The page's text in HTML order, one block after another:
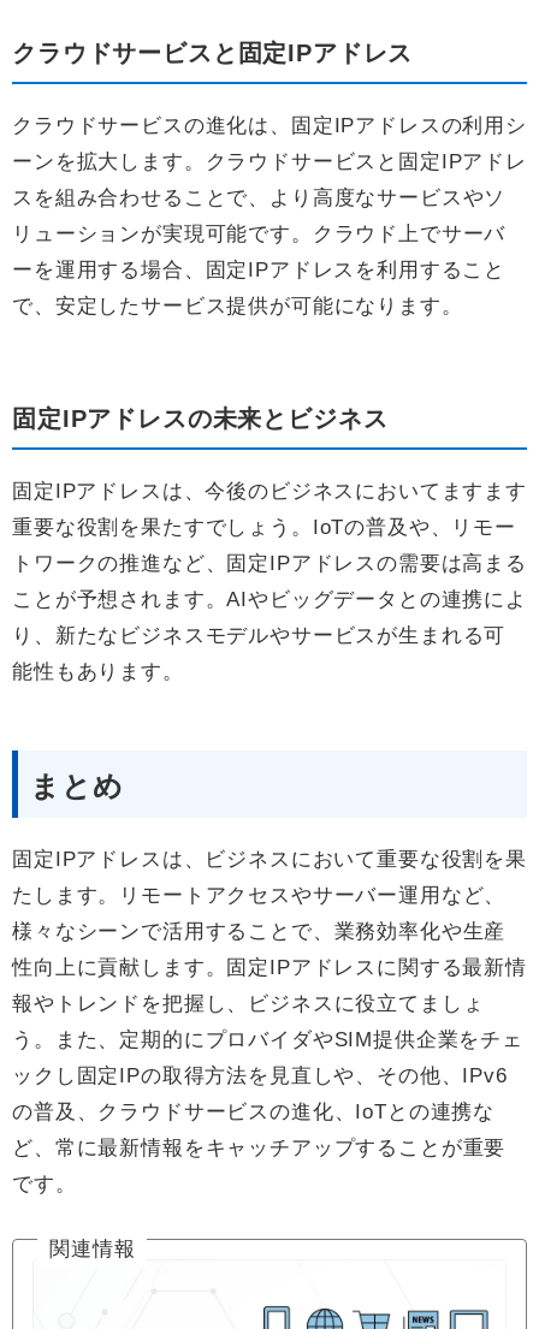
クラウドサービスと固定IPアドレス
クラウドサービスの進化は、固定IPアドレスの利用シ
ーンを拡大します。クラウドサービスと固定IPアドレ
スを組み合わせることで、より高度なサービスやソ
リューションが実現可能です。クラウド上でサーバ
ーを運用する場合、固定IPアドレスを利用すること
で、安定したサービス提供が可能になります。
固定IPアドレスの未来とビジネス
固定IPアドレスは、今後のビジネスにおいてますます
重要な役割を果たすでしょう。IoTの普及や、リモー
トワークの推進など、固定IPアドレスの需要は高まる
ことが予想されます。AIやビッグデータとの連携によ
り、新たなビジネスモデルやサービスが生まれる可
能性もあります。
まとめ
固定IPアドレスは、ビジネスにおいて重要な役割を果
たします。リモートアクセスやサーバー運用など、
様々なシーンで活用することで、業務効率化や生産
性向上に貢献します。固定IPアドレスに関する最新情
報やトレンドを把握し、ビジネスに役立てましょ
う。また、定期的にプロバイダやSIM提供企業をチェ
ックし固定IPの取得方法を見直しや、その他、IPv6
の普及、クラウドサービスの進化、IoTとの連携な
ど、常に最新情報をキャッチアップすることが重要
です。
関連情報